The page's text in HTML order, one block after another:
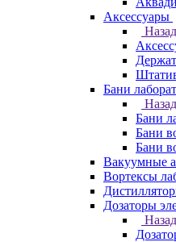
Аксессуары
Назад
Бани
Назад
Бани
Бани
Бани
Вакуумные
Вортексы
Дозаторы
Назад